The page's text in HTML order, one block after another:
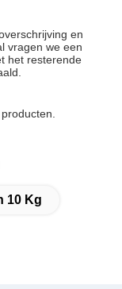
en
vragen we een
het resterende
10 Kg